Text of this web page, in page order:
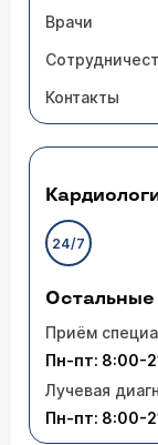
Врачи
Контакты
24/7
Приём
Пн-пт: 8:00-
Лучевая
Пн-пт: 8:00-